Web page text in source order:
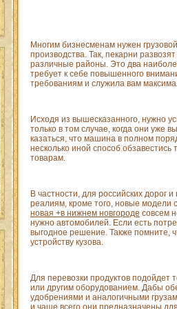
Многим бизнесменам нужен
производства. Так, пекарни
различные районы. Это два
требует к себе повышенного
требованиям и служила вам
Исходя из вышесказанного, нужно
только в том случае, когда они уже
казаться, что машина в полном
несколько иной способ
товарам.
В частности, для российских дорог
реалиям, кроме того, новые модели
новая +в нижнем новгороде совсем
нужно автомобилей. Если есть
выгодное решение. Также помните,
устройству кузова.
Для перевозки продуктов подойдет
или другим оборудованием. Дабы
удобрениями и аналогичными
и чаще всего они предназначены